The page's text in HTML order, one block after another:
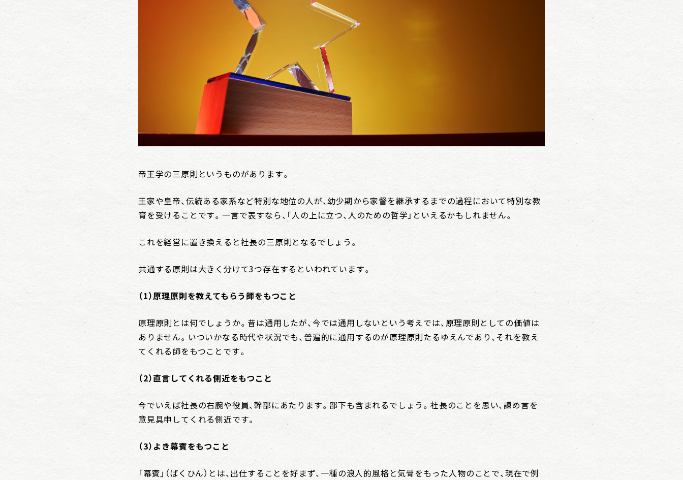
帝王学の三原則というものがあります。
王家や皇帝、伝統ある家系など特別な地位の人が、幼少期から家督を継承するまでの過程において特別な教
育を受けることです。一言で表すなら、「人の上に立つ、人のための哲学」といえるかもしれません。
これを経営に置き換えると社長の三原則となるでしょう。
共通する原則は大きく分けて3つ存在するといわれています。
（1）原理原則を教えてもらう師をもつこと
原理原則とは何でしょうか。昔は通用したが、今では通用しないという考えでは、原理原則としての価値は
ありません。いついかなる時代や状況でも、普遍的に通用するのが原理原則たるゆえんであり、それを教え
てくれる師をもつことです。
（2）直言してくれる側近をもつこと
今でいえば社長の右腕や役員、幹部にあたります。部下も含まれるでしょう。社長のことを思い、諌め言を
意見具申してくれる側近です。
（3）よき幕賓をもつこと
「幕賓」（ばくひん）とは、出仕することを好まず、一種の浪人的風格と気骨をもった人物のことで、現在で例